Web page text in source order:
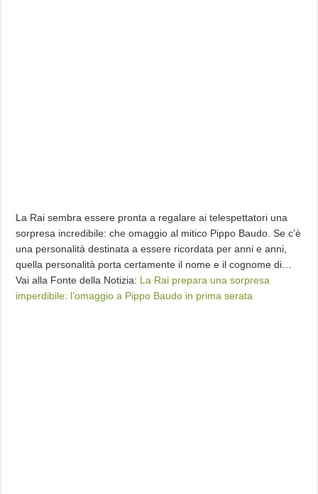
La Rai sembra essere pronta a regalare ai telespettatori una
sorpresa incredibile: che omaggio al mitico Pippo Baudo. Se c’è
una personalità destinata a essere ricordata per anni e anni,
quella personalità porta certamente il nome e il cognome di…
Vai alla Fonte della Notizia: La Rai prepara una sorpresa
imperdibile: l’omaggio a Pippo Baudo in prima serata